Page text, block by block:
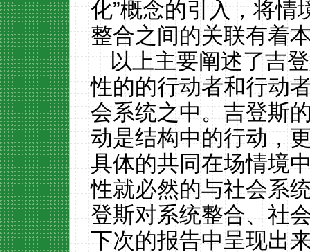
化”概念的引入，将情
整合之间的关联有着
以上主要阐述了吉
性的的行动者和行动
会系统之中。吉登斯
动是结构中的行动，
具体的共同在场情境
性就必然的与社会系
登斯对系统整合、社
下次的报告中呈现出